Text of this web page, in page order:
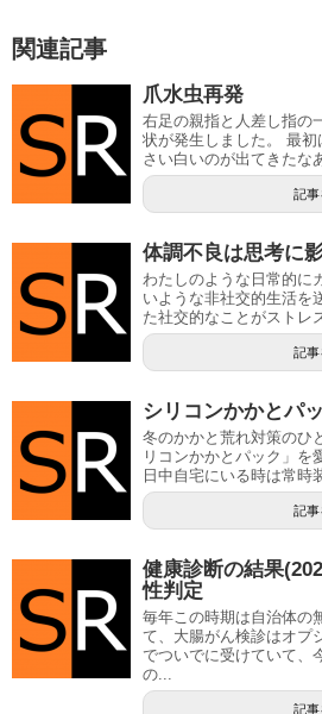
関連記事
爪水虫再発
右足の親指と人差し指の
状が発生しました。 最
さい白いのが出てきたな
記事
体調不良は思考に
わたしのような日常的に
いような非社交的生活を
た社交的なことがストレ
記事
シリコンかかとパ
冬のかかと荒れ対策のひ
リコンかかとパック」を
日中自宅にいる時は常時
記事
健康診断の結果
性判定
毎年この時期は自治体の
て、大腸がん検診はオプ
でついでに受けていて、
の...
記事